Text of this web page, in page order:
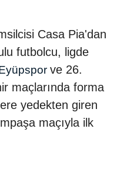
Casa Pia'dan
futbolcu, ligde
ve 26.
maçlarında forma
yedekten giren
maçıyla ilk